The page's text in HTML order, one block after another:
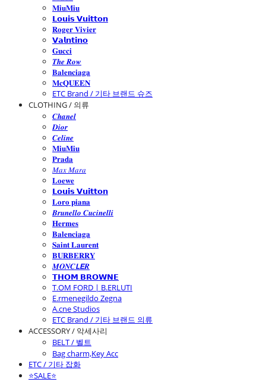
𝐌𝐢𝐮𝐌𝐢𝐮
𝗟𝗼𝘂𝗶𝘀 𝗩𝘂𝗶𝘁𝘁𝗼𝗻
𝐑𝐨𝐠𝐞𝐫 𝐕𝐢𝐯𝐢𝐞𝐫
𝗩𝗮𝗹𝗻𝘁𝗶𝗻𝗼
𝐆𝐮𝐜𝐜𝐢
𝑻𝒉𝒆 𝑹𝒐𝒘
𝐁𝐚𝐥𝐞𝐧𝐜𝐢𝐚𝐠𝐚
𝐌𝐜𝐐𝐔𝐄𝐄𝐍
ETC Brand / 기타 브랜드 슈즈
CLOTHING / 의류
𝑪𝒉𝒂𝒏𝒆𝒍
𝑫𝒊𝒐𝒓
𝑪𝒆𝒍𝒊𝒏𝒆
𝐌𝐢𝐮𝐌𝐢𝐮
𝐏𝐫𝐚𝐝𝐚
𝑀𝑎𝑥 𝑀𝑎𝑟𝑎
𝐋𝐨𝐞𝐰𝐞
𝗟𝗼𝘂𝗶𝘀 𝗩𝘂𝗶𝘁𝘁𝗼𝗻
𝐋𝐨𝐫𝐨 𝐩𝐢𝐚𝐧𝐚
𝑩𝒓𝒖𝒏𝒆𝒍𝒍𝒐 𝑪𝒖𝒄𝒊𝒏𝒆𝒍𝒍𝒊
𝐇𝐞𝐫𝐦𝐞𝐬
𝐁𝐚𝐥𝐞𝐧𝐜𝐢𝐚𝐠𝐚
𝐒𝐚𝐢𝐧𝐭 𝐋𝐚𝐮𝐫𝐞𝐧𝐭
𝐁𝐔𝐑𝐁𝐄𝐑𝐑𝐘
𝑴𝑶𝑵𝑪𝙇𝙀𝑹
𝗧𝗛𝗢𝗠 𝗕𝗥𝗢𝗪𝗡𝗘
T.OM FORD | B.ERLUTI
E.rmenegildo Zegna
A.cne Studios
ETC Brand / 기타 브랜드 의류
ACCESSORY / 악세사리
BELT / 벨트
Bag charm,Key Acc
ETC / 기타 잡화
⭐SALE⭐